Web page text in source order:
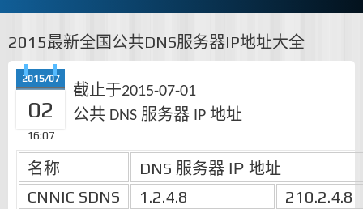
2015最新全国公共DNS服务器IP地址大全
2015/07
02
16:07
截止于2015-07-01
公共 DNS 服务器 IP 地址
名称 DNS 服务器 IP 地址
CNNIC SDNS 1.2.4.8
210.2.4.8